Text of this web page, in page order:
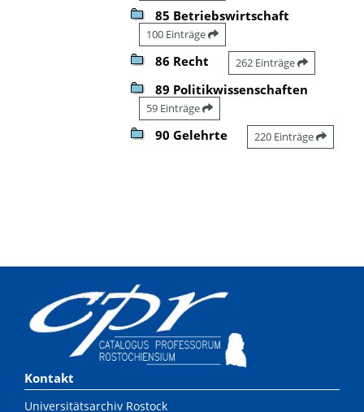
85 Betriebswirtschaft
100 Einträge
86 Recht 262 Einträge
89 Politikwissenschaften
59 Einträge
90 Gelehrte 220 Einträge
Kontakt
Universitätsarchiv Rostock